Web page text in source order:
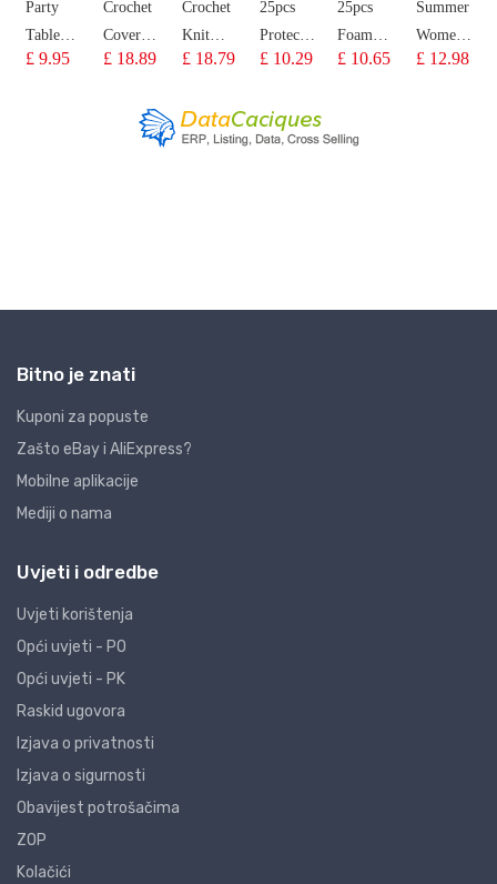
Bitno je znati
Kuponi za popuste
Zašto eBay i AliExpress?
Mobilne aplikacije
Mediji o nama
Uvjeti i odredbe
Uvjeti korištenja
Opći uvjeti - PO
Opći uvjeti - PK
Raskid ugovora
Izjava o privatnosti
Izjava o sigurnosti
Obavijest potrošačima
ZOP
Kolačići